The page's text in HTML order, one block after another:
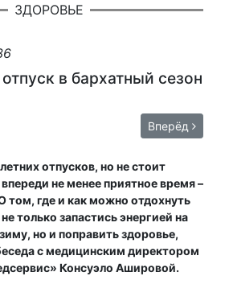
ЗДОРОВЬЕ
в бархатный сезон
Вперёд
отпусков, но не стоит
не менее приятное время –
том, где и как можно отдохнуть
только запастись энергией на
но и поправить здоровье,
с медицинским директором
Консуэло Ашировой.